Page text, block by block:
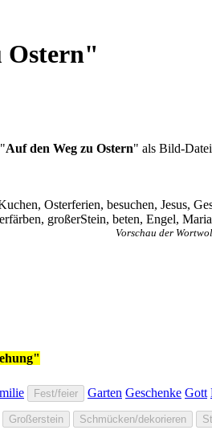
Ostern"
Auf den Weg zu Ostern" als Bild-
Osterferien, besuchen, Jesus,
großerStein, beten, Engel,
Vorschau der
Fest/feier Garten Geschenke Gott
Großerstein Schmücken/dekorieren